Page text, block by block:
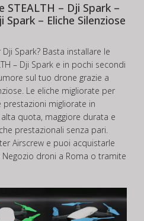
STEALTH – Dji Spark –
– Eliche Silenziose
Spark? Basta installare le
– Dji Spark e in pochi secondi
sul tuo drone grazie a
Le eliche migliorate per
prestazioni migliorate in
quota, maggiore durata e
prestazionali senza pari.
Airscrew e puoi acquistarle
droni a Roma o tramite